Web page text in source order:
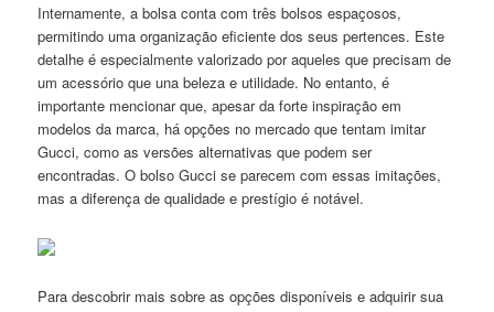
Internamente, a bolsa conta com três bolsos espaçosos,
permitindo uma organização eficiente dos seus pertences. Este
detalhe é especialmente valorizado por aqueles que precisam de
um acessório que una beleza e utilidade. No entanto, é
importante mencionar que, apesar da forte inspiração em
modelos da marca, há opções no mercado que tentam imitar
Gucci, como as versões alternativas que podem ser
encontradas. O bolso Gucci se parecem com essas imitações,
mas a diferença de qualidade e prestígio é notável.
Para descobrir mais sobre as opções disponíveis e adquirir sua